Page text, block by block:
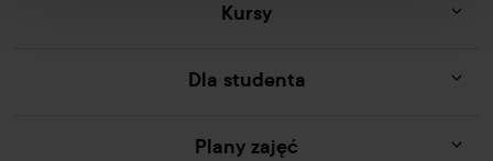
Kursy
Dla studenta
Plany zajęć